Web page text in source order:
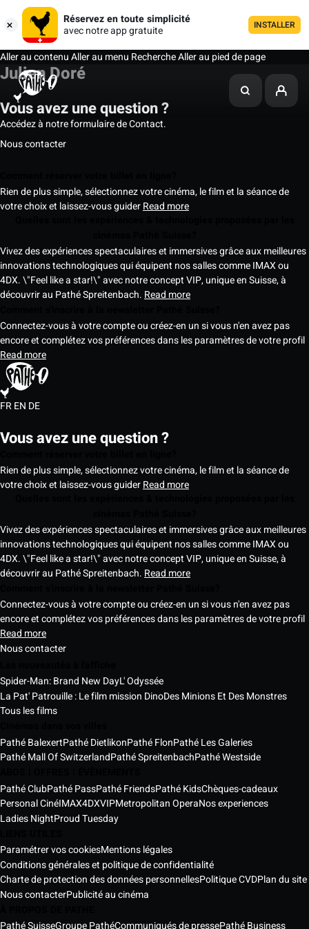
Réservez en toute simplicité
avec notre app gratuite
INSTALLER
Aller au contenuAller au menu RechercheAller au pied de page
Julien Doré
Vous avez une question ?
Accédez à notre formulaire de Contact.
Nous contacter
Rien de plus simple, sélectionnez votre cinéma, le film et la séance de
votre choix et laissez-vous guiderRead more
Vivez des expériences spectaculaires et immersives grâce aux meilleures
innovations technologiques qui équipent nos salles comme IMAX ou
4DX. \"Feel like a star!\" avec notre concept VIP, unique en Suisse, à
découvrir au Pathé Spreitenbach. Read more
Connectez-vous à votre compte ou créez-en un si vous n'en avez pas
encore et complétez vos préférences dans les paramètres de votre profil
Read more
FREN DE
Vous avez une question ?
Rien de plus simple, sélectionnez votre cinéma, le film et la séance de
votre choix et laissez-vous guiderRead more
Vivez des expériences spectaculaires et immersives grâce aux meilleures
innovations technologiques qui équipent nos salles comme IMAX ou
4DX. \"Feel like a star!\" avec notre concept VIP, unique en Suisse, à
découvrir au Pathé Spreitenbach. Read more
Connectez-vous à votre compte ou créez-en un si vous n'en avez pas
encore et complétez vos préférences dans les paramètres de votre profil
Read more
Nous contacter
Spider-Man: Brand New DayL' Odyssée
La Pat' Patrouille : Le film mission DinoDes Minions Et Des Monstres
Tous les films
Pathé BalexertPathé DietlikonPathé FlonPathé Les Galeries
Pathé Mall Of SwitzerlandPathé SpreitenbachPathé Westside
Pathé ClubPathé PassPathé FriendsPathé KidsChèques-cadeaux
Personal CinéIMAX4DXVIPMetropolitan OperaNos experiences
Ladies NightProud Tuesday
Paramétrer vos cookiesMentions légales
Conditions générales et politique de confidentialité
Charte de protection des données personnellesPolitique CVDPlan du site
Nous contacterPublicité au cinéma
Pathé SuisseGroupe PathéCommuniqués de pressePathé Business